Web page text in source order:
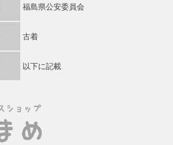
福島県公安委員会
古着
以下に記載